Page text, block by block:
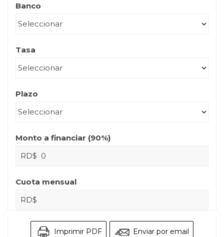
Banco
Tasa
Plazo
Monto a financiar (90%)
RD$
Cuota mensual
RD$
Imprimir PDF Enviar por email